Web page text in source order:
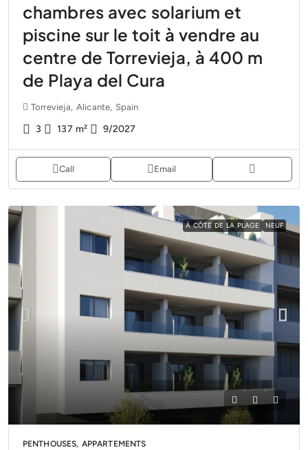
chambres avec solarium et
piscine sur le toit à vendre au
centre de Torrevieja, à 400 m
de Playa del Cura
Torrevieja, Alicante, Spain
3 137 m² 9/2027
Call Email
À CÔTÉ DE LA PLAGE NEUF
PENTHOUSES, APPARTEMENTS